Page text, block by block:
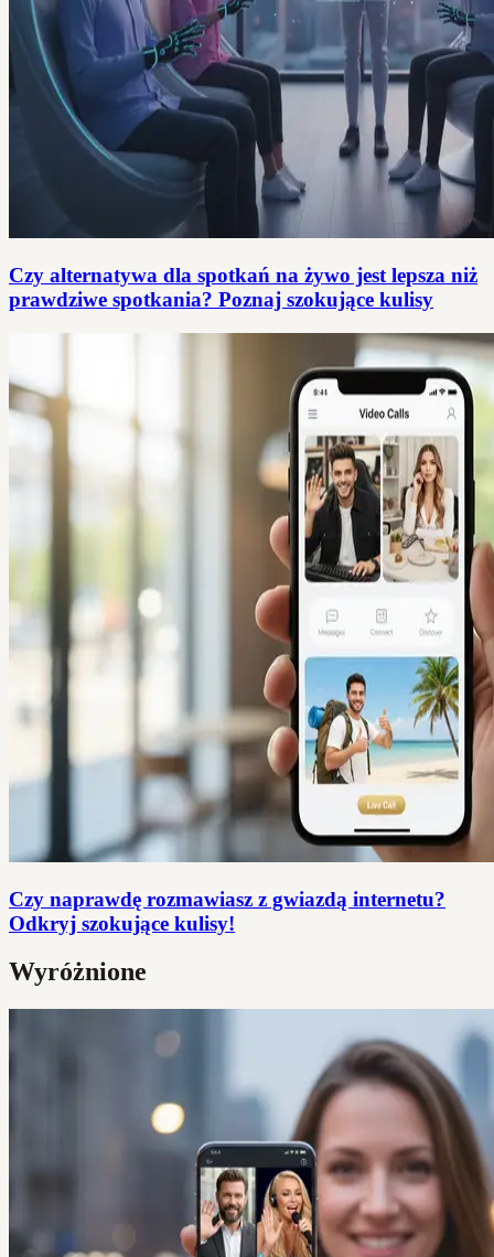
Czy alternatywa dla spotkań na żywo jest lepsza niż
prawdziwe spotkania? Poznaj szokujące kulisy
Czy naprawdę rozmawiasz z gwiazdą internetu?
Odkryj szokujące kulisy!
Wyróżnione